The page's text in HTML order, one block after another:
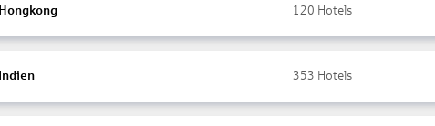
Hongkong 120 Hotels
Indien 353 Hotels